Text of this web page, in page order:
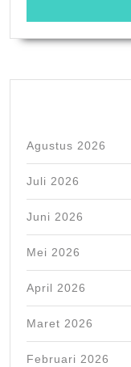
Agustus 2026
Juli 2026
Juni 2026
Mei 2026
April 2026
Maret 2026
Februari 2026